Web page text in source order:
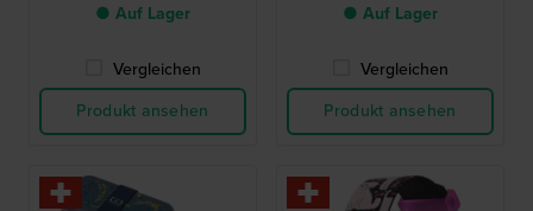
● Auf Lager
Vergleichen
Produkt ansehen
● Auf Lager
Vergleichen
Produkt ansehen